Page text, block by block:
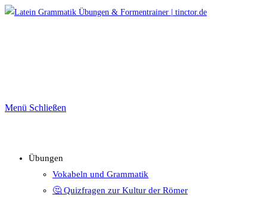
Zum
Menü Schließen
Übungen
Vokabeln und Grammatik
🤔 Quizfragen zur Kultur der Römer